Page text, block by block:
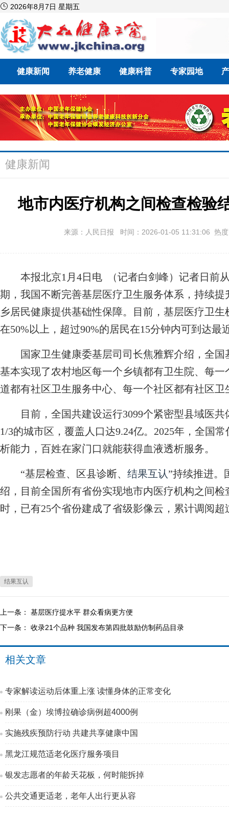
 2026年8月7日 星期五
健康新闻 养老健康 健康科普 专家园地
健康新闻
地市内医疗机构之间检查检验
来源：人民日报 时间：2026-01-05 11:31:06 热
本报北京1月4日电 （记者白剑峰）记者日前从
期，我国不断完善基层医疗卫生服务体系，持续
乡居民健康提供基础性保障。目前，基层医疗卫
在50%以上，超过90%的居民在15分钟内可到达最
国家卫生健康委基层司司长焦雅辉介绍，全国
基本实现了农村地区每一个乡镇都有卫生院、每
道都有社区卫生服务中心、每一个社区都有社区卫
目前，全国共建设运行3099个紧密型县域医共
1/3的城市区，覆盖人口达9.24亿。2025年，全国
析能力，百姓在家门口就能获得血液透析服务。
“基层检查、区县诊断、 结果互认”持续推进。
绍，目前全国所有省份实现地市内医疗机构之间检
时，已有25个省份建成了省级影像云，累计调阅超
结果互认
上一条： 基层医疗提水平 群众看病更方便
下一条： 收录21个品种 我国发布第四批鼓励仿制药品目录
相关文章
专家解读运动后体重上涨 读懂身体的正常变化
刚果（金）埃博拉确诊病例超4000例
实施残疾预防行动 共建共享健康中国
黑龙江规范适老化医疗服务项目
银发志愿者的年龄天花板，何时能拆掉
公共交通更适老，老年人出行更从容